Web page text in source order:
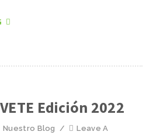
Edición 2022
Nuestro Blog /
Leave A